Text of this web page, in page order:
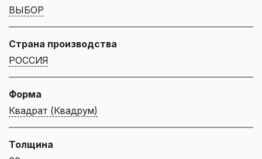
ВЫБОР
Страна производства
РОССИЯ
Форма
Квадрат (Квадрум)
Толщина